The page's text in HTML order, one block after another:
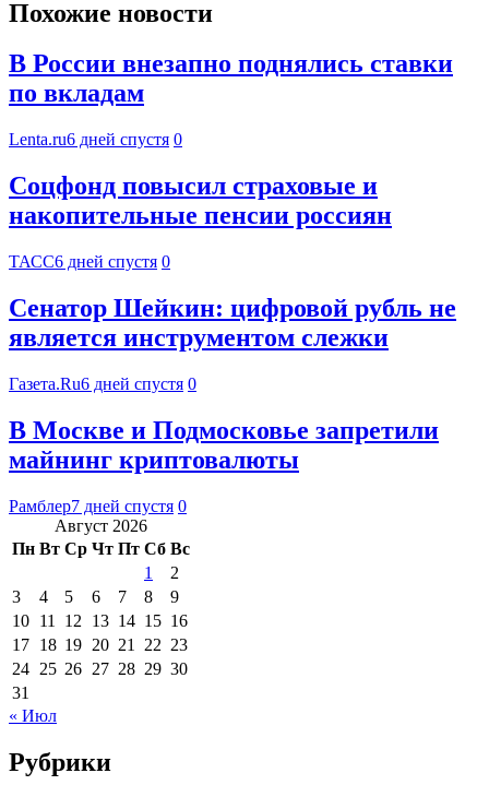
Похожие новости
В России внезапно поднялись ставки
по вкладам
Lenta.ru6 дней спустя 0
Соцфонд повысил страховые и
накопительные пенсии россиян
ТАСС6 дней спустя 0
Сенатор Шейкин: цифровой рубль не
является инструментом слежки
Газета.Ru6 дней спустя 0
В Москве и Подмосковье запретили
майнинг криптовалюты
Рамблер7 дней спустя 0
Август 2026
Пн Вт Ср Чт Пт Сб Вс
1
2
3
4 5 6 7 8
9
10 11 12 13 14 15 16
17 18 19 20 21 22 23
24 25 26 27 28 29 30
31
« Июл
Рубрики